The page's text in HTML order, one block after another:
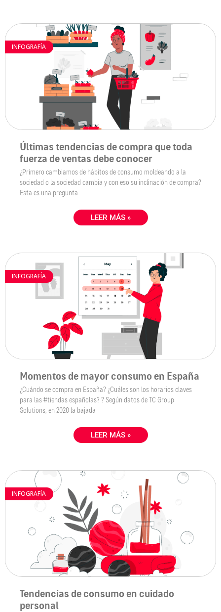
INFOGRAFÍA
Últimas tendencias de compra que toda
fuerza de ventas debe conocer
¿Primero cambiamos de hábitos de consumo moldeando a la
sociedad o la sociedad cambia y con eso su inclinación de compra?
Esta es una pregunta
LEER MÁS »
INFOGRAFÍA
Momentos de mayor consumo en España
¿Cuándo se compra en España? ¿Cuáles son los horarios claves
para las #tiendas españolas? ?️ Según datos de TC Group
Solutions, en 2020 la bajada
LEER MÁS »
INFOGRAFÍA
Tendencias de consumo en cuidado
personal